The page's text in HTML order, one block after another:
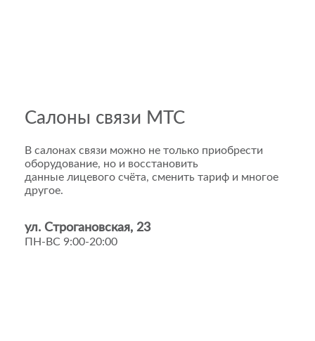
Салоны связи МТС
В салонах связи можно не только приобрести
оборудование, но и восстановить
данные лицевого счёта, сменить тариф и многое
другое.
ул. Строгановская, 23
ПН-ВС 9:00-20:00